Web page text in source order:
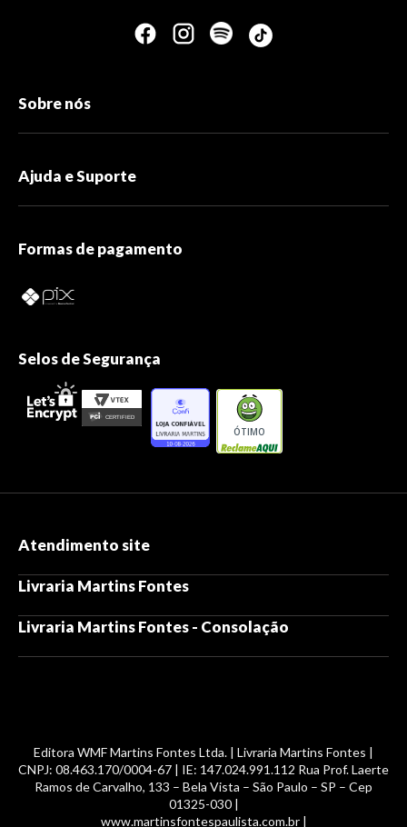
Sobre nós
Ajuda e Suporte
Formas de pagamento
Selos de Segurança
ÓTIMO
Atendimento site
Livraria Martins Fontes
Livraria Martins Fontes - Consolação
Editora WMF Martins Fontes Ltda. | Livraria Martins Fontes |
CNPJ: 08.463.170/0004-67 | IE: 147.024.991.112 Rua Prof. Laerte
Ramos de Carvalho, 133 – Bela Vista – São Paulo – SP – Cep
01325-030 |
www.martinsfontespaulista.com.br |